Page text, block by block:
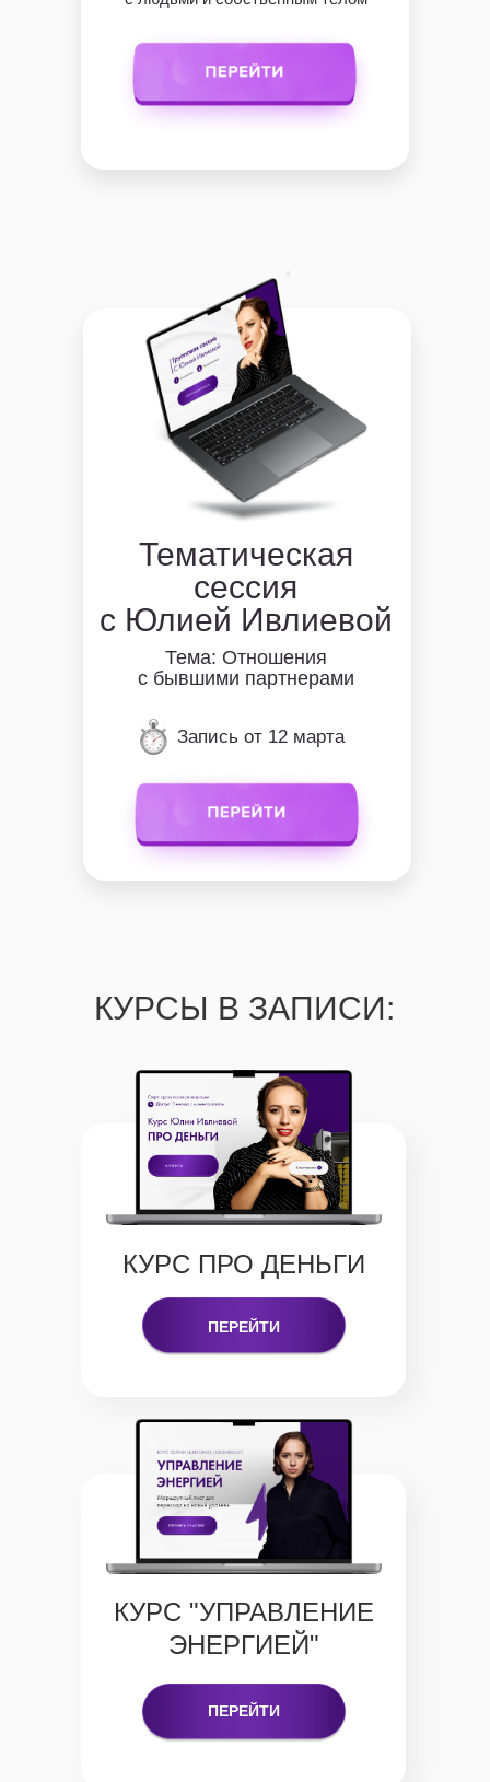
Запись от 12 марта
Тематическая
сессия
с Юлией Ивлиевой
Тема: Отношения
с бывшими партнерами
КУРСЫ В ЗАПИСИ:
КУРС ПРО ДЕНЬГИ
ПЕРЕЙТИ
КУРС "УПРАВЛЕНИЕ
ЭНЕРГИЕЙ"
ПЕРЕЙТИ